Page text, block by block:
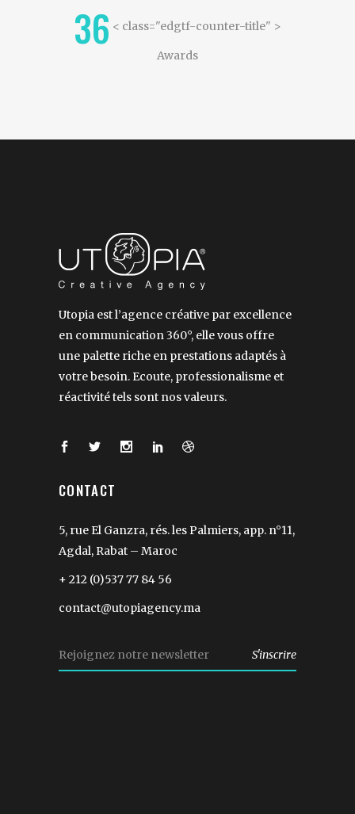
36 < class="edgtf-counter-title" >
Awards
Utopia est l’agence créative par excellence
en communication 360°, elle vous offre
une palette riche en prestations adaptés à
votre besoin. Ecoute, professionalisme et
réactivité tels sont nos valeurs.
CONTACT
5, rue El Ganzra, rés. les Palmiers, app. n°11,
Agdal, Rabat – Maroc
+ 212 (0)537 77 84 56
contact@utopiagency.ma